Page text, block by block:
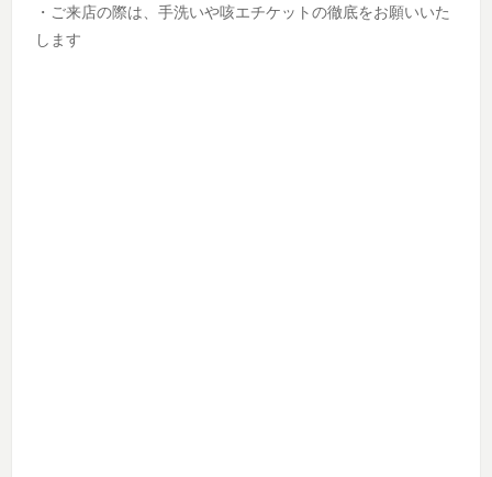
・ご来店の際は、手洗いや咳エチケットの徹底をお願いいた
します